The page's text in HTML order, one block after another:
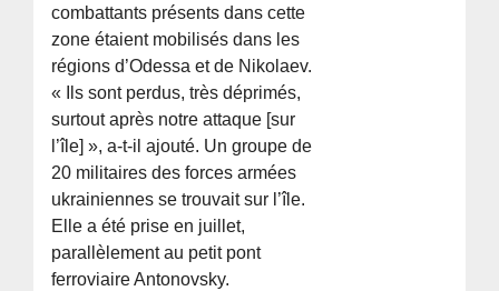
combattants présents dans cette
zone étaient mobilisés dans les
régions d’Odessa et de Nikolaev.
« Ils sont perdus, très déprimés,
surtout après notre attaque [sur
l’île] », a-t-il ajouté. Un groupe de
20 militaires des forces armées
ukrainiennes se trouvait sur l’île.
Elle a été prise en juillet,
parallèlement au petit pont
ferroviaire Antonovsky.